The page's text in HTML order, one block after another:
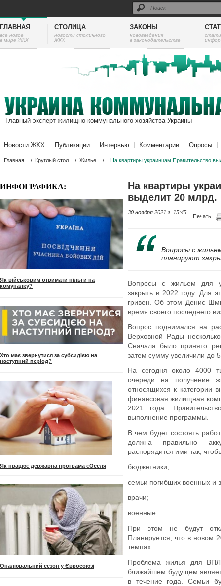
ГЛАВНАЯ
все новое
в мире ЖКХ
СТОЛИЦА
новости столичного
ЖКХ
ЗАКОНЫ
нововведения
в законодательстве
Главный эксперт жилищно-коммунального хозяйства Украины
Новости ЖКХ Публикации Интервью Комментарии Опросы
Главная / Круглый стол / Жилье / На квартиры украинцам Правительство
ИНФОГРАФИКА:
Як військовим отримати пільги на
комуналку?
Хто має звернутися за субсидією на
наступний період?
Як працює державна програма єОселя
Опалювальний сезон у Євросоюзі
На квартиры
выделит 20 млрд.
30 ноября 2021 г. 15:45
Печать
Вопросы с
планируют
Вопросы с жильем для
закрыть в 2022 году. Для
гривен. Об этом Денис
время своего последнего
Вопрос поднимался на
Верховной Рады
Сначала было принято
затем сумму увеличили до
На сегодня около 4000
очереди на получение
относящихся к категории
финансовая жилищная
2021 года.
выполнение программы.
В чем будет состоять
должна правильно
распорядится ими так,
бюджетники;
семьи погибших военных и
врачи;
военные.
При этом не будут
Планируется, что в новом
темпах.
Проблема жилья для
ближайшем будущем
в течение года. Семьи